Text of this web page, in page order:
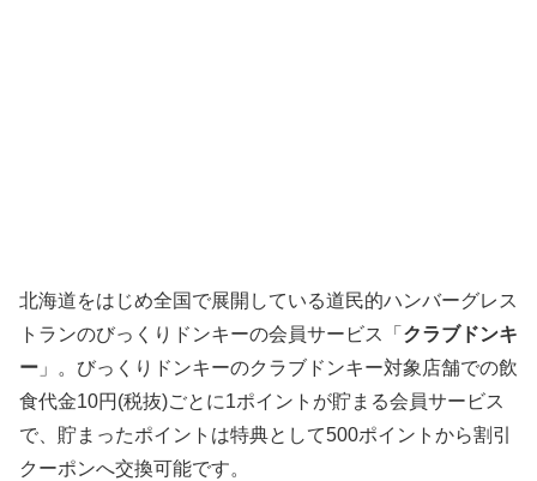
北海道をはじめ全国で展開している道民的ハンバーグレス
トランのびっくりドンキーの会員サービス「 クラブドンキ
ー 」。びっくりドンキーのクラブドンキー対象店舗での飲
食代金10円(税抜)ごとに1ポイントが貯まる会員サービス
で、貯まったポイントは特典として500ポイントから割引
クーポンへ交換可能です。